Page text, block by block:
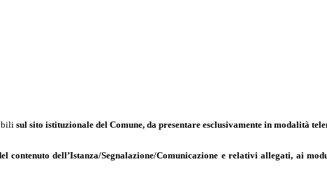
sul sito istituzionale del Comune, da presentare esclusivamente in modalità
contenuto dell’Istanza/Segnalazione/Comunicazione e relativi allegati, ai